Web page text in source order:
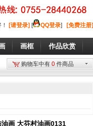
！ [请登录] [ QQ登录] [免费注册]
画框 作品欣赏
购物车中有 0 件商品
画 大芬村油画0131